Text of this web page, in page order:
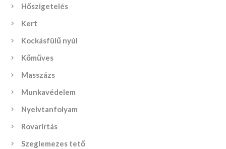
Hőszigetelés
Kert
Kockásfülű nyúl
Kőműves
Masszázs
Munkavédelem
Nyelvtanfolyam
Rovarirtás
Szeglemezes tető